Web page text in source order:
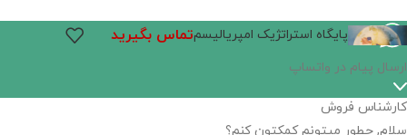
پایگاه استراتژیک امپریالیسمتماس بگیرید
ارسال پیام در واتساپ
کارشناس فروش
سلام, چطور میتونم کمکتون کنم؟